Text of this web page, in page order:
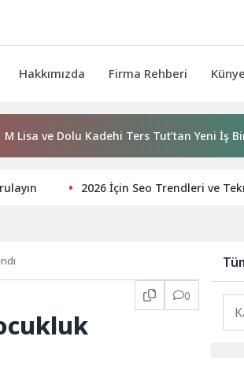
Hakkımızda Firma Rehberi Künye
Dolu Kadehi Ters Tut’tan Yeni İş Birliği:
2026 İçin Seo Trendleri ve
0